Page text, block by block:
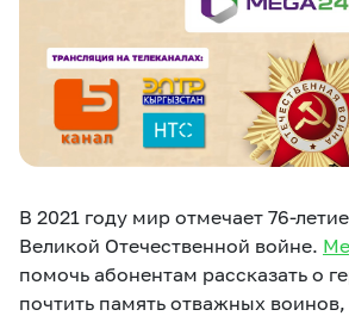
Все услуги Развлечения
Звонки и SMS Подбор номера
Компания
Карта офисов и
покрытие
Сервисы
В 2021 году мир отмечает 76-
Великой Отечественной войне.
помочь абонентам рассказать о
почтить память отважных